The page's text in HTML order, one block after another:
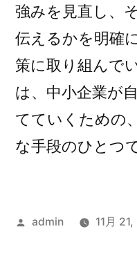
強みを見直し、
伝えるかを明確
策に取り組んで
は、中小企業が
てていくための
な手段のひとつ
投
admin 11月